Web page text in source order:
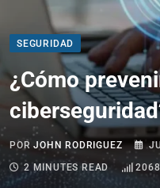
SEGURIDAD
¿Cómo
PORJOHN RODRIGUEZ
2 MINUTES READ
2068